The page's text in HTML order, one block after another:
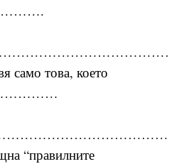
само това, което
“правилните